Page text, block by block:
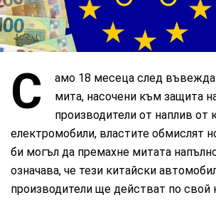
С
амо 18 месеца след
мита, насочени към защита
производители от наплив от
електромобили, властите обмислят
би могъл да премахне митата
означава, че тези китайски
производители ще действат по свой